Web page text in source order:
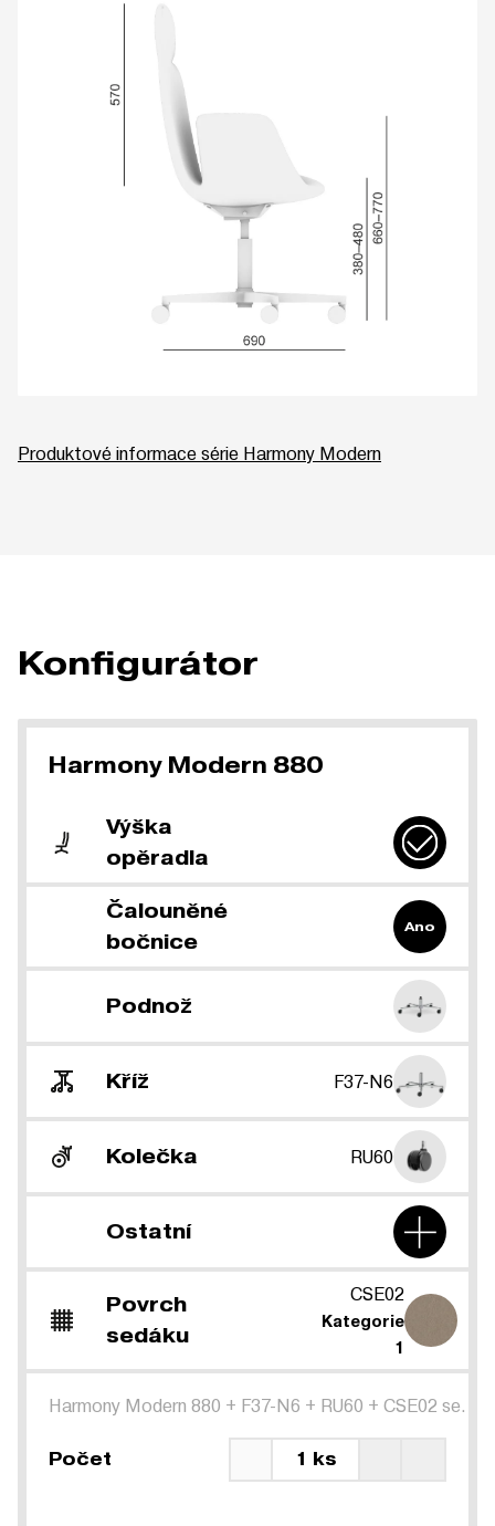
Produktové informace série Harmony Modern
Konfigurátor
Harmony Modern 880
Výška
opěradla
Čalouněné
bočnice
Ano
Podnož
Kříž F37-N6
Kolečka RU60
Ostatní
Povrch
sedáku
CSE02
Kategorie
1
Harmony Modern 880 + F37-N6 + RU60 + CSE02 se.
Počet 1 ks